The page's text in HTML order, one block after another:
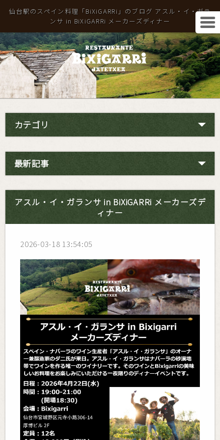
仙台駅のスペイン料理「BiXiGARRi」のブログ アスル・イ・ガラ
ンサ in BiXiGARRi メーカーズディナー
カテゴリ
最新記事
アスル・イ・ガランサ in BiXiGARRi メーカーズデ
ィナー
2026-03-18 13:54:05